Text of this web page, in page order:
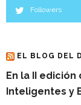
Followers
EL BLOG DEL
En la II
Inteligentes y